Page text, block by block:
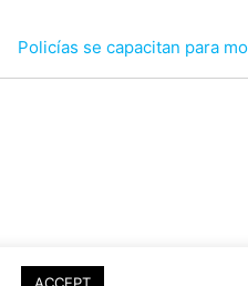
Policías se capacitan para